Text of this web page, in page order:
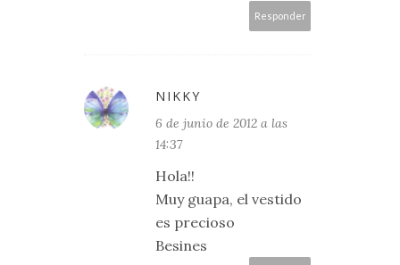
Responder
NIKKY
6 de junio de 2012 a las
14:37
Hola!!
Muy guapa, el vestido
es precioso
Besines